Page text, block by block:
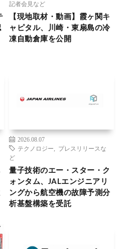
記者会見など
【現地取材・動画】霞ヶ関キ
ャピタル、川崎・東扇島の冷
凍自動倉庫を公開
2026.08.07
テクノロジー
プレスリリースな
ど
量子技術のエー・スター・ク
ォンタム、JALエンジニアリ
ングから航空機の故障予測分
析基盤構築を受託